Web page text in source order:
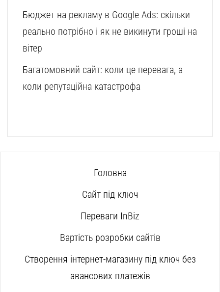
Бюджет на рекламу в Google Ads: скільки
реально потрібно і як не викинути гроші на
вітер
Багатомовний сайт: коли це перевага, а
коли репутаційна катастрофа
Головна
Сайт під ключ
Переваги InBiz
Вартість розробки сайтів
Створення інтернет-магазину під ключ без
авансових платежів